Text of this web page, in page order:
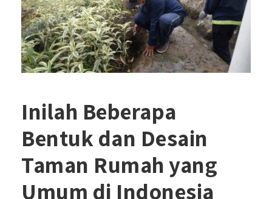
Inilah Beberapa
Bentuk dan Desain
Taman Rumah yang
Umum di Indonesia